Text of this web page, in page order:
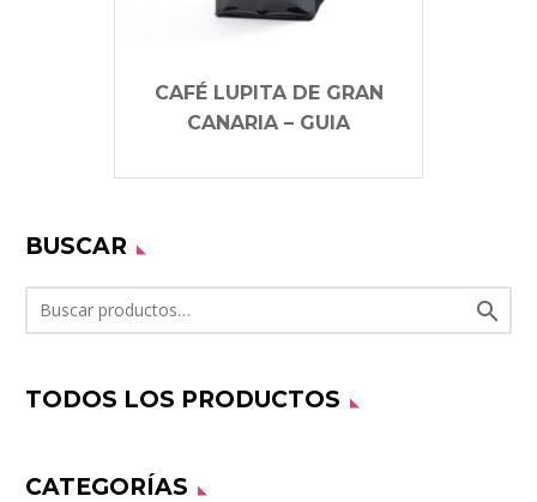
CAFÉ LUPITA DE GRAN
CANARIA – GUIA
BUSCAR

TODOS LOS PRODUCTOS
CATEGORÍAS